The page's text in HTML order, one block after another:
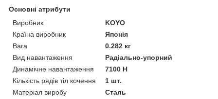
Основні атрибути
Виробник
KOYO
Країна виробник
Японія
Вага
0.282 кг
Вид навантаження
Радіально-упорний
Динамічне навантаження
7100 Н
Кількість рядів тіл кочення
1 шт.
Матеріал виробу
Сталь